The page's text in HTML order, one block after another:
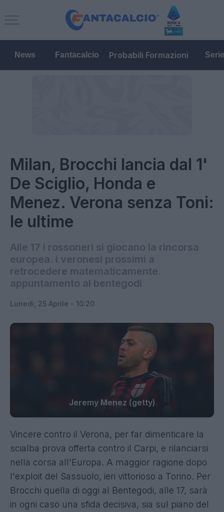
News Fantacalcio Probabili Formazioni
Milan, Brocchi lancia dal 1'
De Sciglio, Honda e
Menez. Verona senza Toni:
le ultime
Alle 17 i rossoneri si giocano la rincorsa
europea. i veronesi prossimi a
retrocedere matematicamente.
appuntamento al bentegodi
Lunedì, 25 Aprile - 10:20
Jeremy Menez (getty)
Vincere contro il Verona, per far dimenticare la
scialba prova offerta contro il Carpi, e rilanciarsi
nella corsa all'Europa. A maggior ragione dopo
l'exploit del Sassuolo, ieri vittorioso a Torino. Per
Brocchi quella di oggi al Bentegodi, alle 17, sarà
in ogni caso una sfida decisiva, sia sul piano del